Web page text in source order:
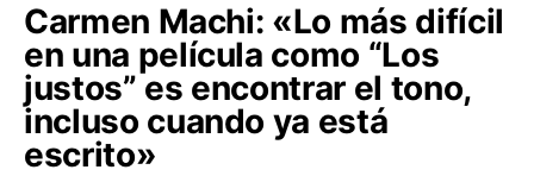
Carmen Machi: «Lo más difícil
en una película como “Los
justos” es encontrar el tono,
incluso cuando ya está
escrito»